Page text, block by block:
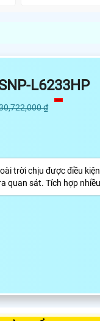
L6233HP
₫
trời chịu được điều
quan sát. Tích hợp